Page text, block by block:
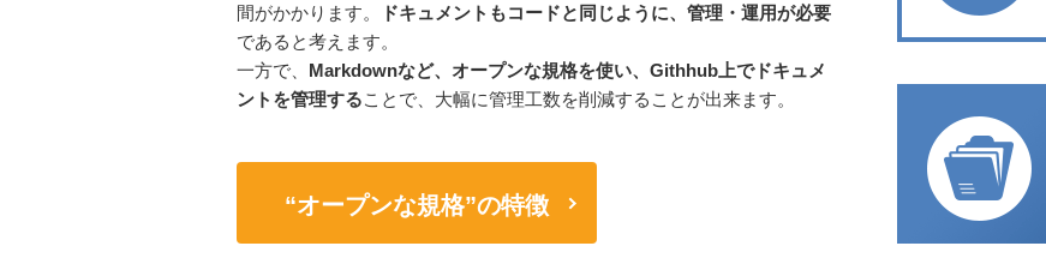
間がかかります。
ドキュメントもコードと同じように、管理・運用が必要
であると考えます。
一方で、 Markdownなど、オープンな規格を使い、Githhub上でドキュメ
ントを管理することで、大幅に管理工数を削減することが出来ます。
“オープンな規格”の特徴